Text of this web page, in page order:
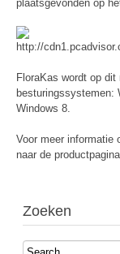
plaatsgevonden op
FloraKas wordt op
besturingssystemen:
Windows 8.
Voor meer informatie
naar de
Zoeken
Search...